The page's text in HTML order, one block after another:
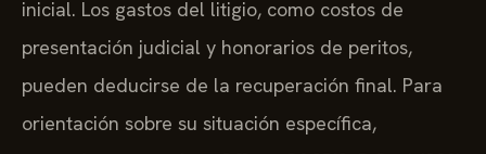
inicial. Los gastos del litigio, como costos de
presentación judicial y honorarios de peritos,
pueden deducirse de la recuperación final. Para
orientación sobre su situación específica,